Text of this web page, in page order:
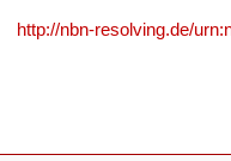
http://nbn-resolving.de/